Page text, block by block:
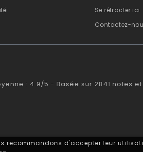
recommandons d'accepter leur
Se rétracter ici
Contactez-
: 4.9/5 - Basée sur 2841 notes et